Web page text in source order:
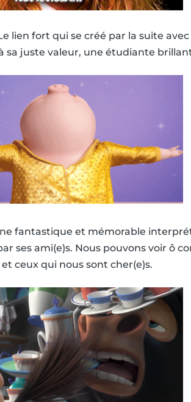
lien fort qui se créé par la suite
sa juste valeur, une étudiante
fantastique et mémorable
ses ami(e)s. Nous pouvons voir ô
ceux qui nous sont cher(e)s.